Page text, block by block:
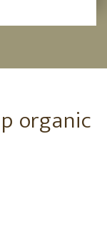
organic